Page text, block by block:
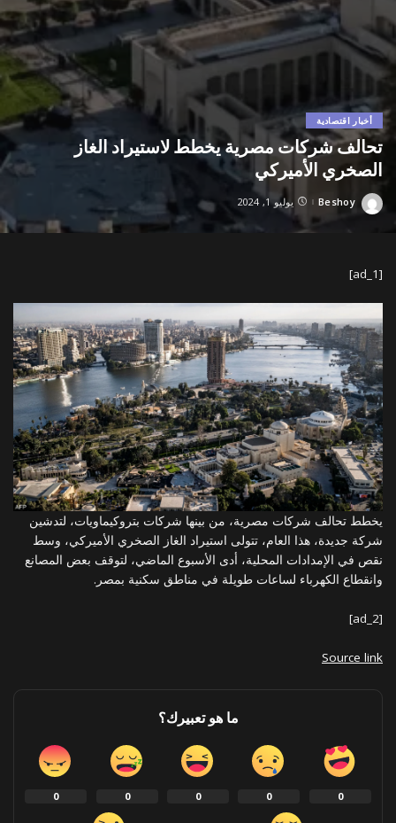
أخبار اقتصادية
تحالف شركات مصرية يخطط لاستيراد الغاز
الصخري الأميركي
Posted
by
Beshoy يوليو 1, 2024
[ad_1]
يخطط تحالف شركات مصرية، من بينها شركات بتروكيماويات، لتدشين
شركة جديدة، هذا العام، تتولى استيراد الغاز الصخري الأميركي، وسط
نقص في الإمدادات المحلية، أدى الأسبوع الماضي، لتوقف بعض المصانع
وانقطاع الكهرباء لساعات طويلة في مناطق سكنية بمصر.
[ad_2]
Source link
ما هو تعبيرك؟
0
0
0
0
0